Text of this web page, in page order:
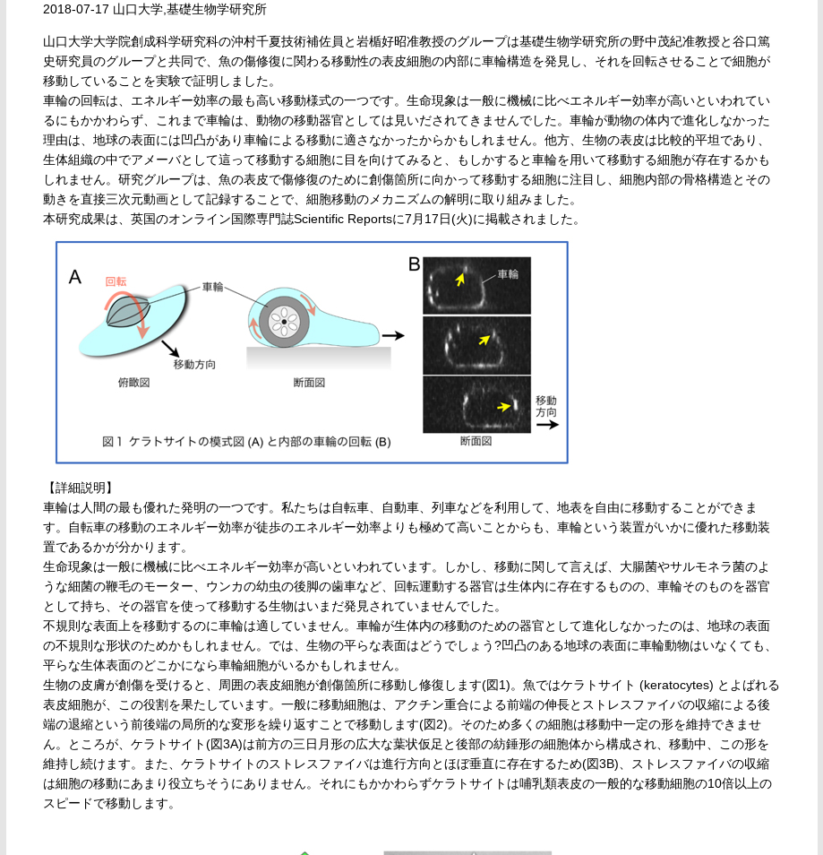
2018-07-17 山口大学,基礎生物学研究所
山口大学大学院創成科学研究科の沖村千夏技術補佐員と岩楯好昭准教授のグループは基礎生物学研究所の野中茂紀准教授と谷口篤
史研究員のグループと共同で、魚の傷修復に関わる移動性の表皮細胞の内部に車輪構造を発見し、それを回転させることで細胞が
移動していることを実験で証明しました。
車輪の回転は、エネルギー効率の最も高い移動様式の一つです。生命現象は一般に機械に比べエネルギー効率が高いといわれてい
るにもかかわらず、これまで車輪は、動物の移動器官としては見いだされてきませんでした。車輪が動物の体内で進化しなかった
理由は、地球の表面には凹凸があり車輪による移動に適さなかったからかもしれません。他方、生物の表皮は比較的平坦であり、
生体組織の中でアメーバとして這って移動する細胞に目を向けてみると、もしかすると車輪を用いて移動する細胞が存在するかも
しれません。研究グループは、魚の表皮で傷修復のために創傷箇所に向かって移動する細胞に注目し、細胞内部の骨格構造とその
動きを直接三次元動画として記録することで、細胞移動のメカニズムの解明に取り組みました。
本研究成果は、英国のオンライン国際専門誌Scientific Reportsに7月17日(火)に掲載されました。
【詳細説明】
車輪は人間の最も優れた発明の一つです。私たちは自転車、自動車、列車などを利用して、地表を自由に移動することができま
す。自転車の移動のエネルギー効率が徒歩のエネルギー効率よりも極めて高いことからも、車輪という装置がいかに優れた移動装
置であるかが分かります。
生命現象は一般に機械に比べエネルギー効率が高いといわれています。しかし、移動に関して言えば、大腸菌やサルモネラ菌のよ
うな細菌の鞭毛のモーター、ウンカの幼虫の後脚の歯車など、回転運動する器官は生体内に存在するものの、車輪そのものを器官
として持ち、その器官を使って移動する生物はいまだ発見されていませんでした。
不規則な表面上を移動するのに車輪は適していません。車輪が生体内の移動のための器官として進化しなかったのは、地球の表面
の不規則な形状のためかもしれません。では、生物の平らな表面はどうでしょう?凹凸のある地球の表面に車輪動物はいなくても、
平らな生体表面のどこかになら車輪細胞がいるかもしれません。
生物の皮膚が創傷を受けると、周囲の表皮細胞が創傷箇所に移動し修復します(図1)。魚ではケラトサイト (keratocytes) とよばれる
表皮細胞が、この役割を果たしています。一般に移動細胞は、アクチン重合による前端の伸長とストレスファイバの収縮による後
端の退縮という前後端の局所的な変形を繰り返すことで移動します(図2)。そのため多くの細胞は移動中一定の形を維持できませ
ん。ところが、ケラトサイト(図3A)は前方の三日月形の広大な葉状仮足と後部の紡錘形の細胞体から構成され、移動中、この形を
維持し続けます。また、ケラトサイトのストレスファイバは進行方向とほぼ垂直に存在するため(図3B)、ストレスファイバの収縮
は細胞の移動にあまり役立ちそうにありません。それにもかかわらずケラトサイトは哺乳類表皮の一般的な移動細胞の10倍以上の
スピードで移動します。